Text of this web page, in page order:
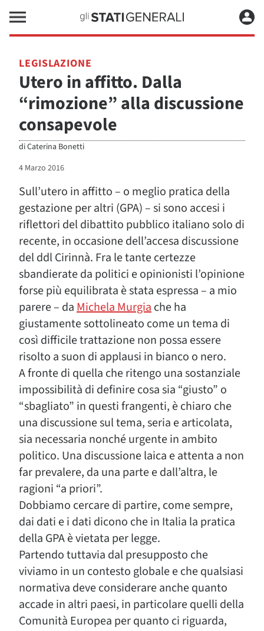
LEGISLAZIONE
Utero in affitto. Dalla
“rimozione” alla discussione
consapevole
diCaterina Bonetti
4 Marzo 2016
Sull’utero in affitto – o meglio pratica della
gestazione per altri (GPA) – si sono accesi i
riflettori del dibattito pubblico italiano solo di
recente, in occasione dell’accesa discussione
del ddl Cirinnà. Fra le tante certezze
sbandierate da politici e opinionisti l’opinione
forse più equilibrata è stata espressa – a mio
parere – daMichela Murgiache ha
giustamente sottolineato come un tema di
così difficile trattazione non possa essere
risolto a suon di applausi in bianco o nero.
A fronte di quella che ritengo una sostanziale
impossibilità di definire cosa sia “giusto” o
“sbagliato” in questi frangenti, è chiaro che
una discussione sul tema, seria e articolata,
sia necessaria nonché urgente in ambito
politico. Una discussione laica e attenta a non
far prevalere, da una parte e dall’altra, le
ragioni “a priori”.
Dobbiamo cercare di partire, come sempre,
dai dati e i dati dicono che in Italia la pratica
della GPA è vietata per legge.
Partendo tuttavia dal presupposto che
viviamo in un contesto globale e che qualsiasi
normativa deve considerare anche quanto
accade in altri paesi, in particolare quelli della
Comunità Europea per quanto ci riguarda,